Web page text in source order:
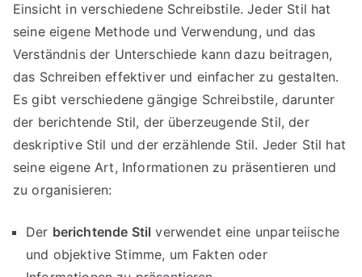
Einsicht in verschiedene Schreibstile. Jeder Stil hat
seine eigene Methode und Verwendung, und das
Verständnis der Unterschiede kann dazu beitragen,
das Schreiben effektiver und einfacher zu gestalten.
Es gibt verschiedene gängige Schreibstile, darunter
der berichtende Stil, der überzeugende Stil, der
deskriptive Stil und der erzählende Stil. Jeder Stil hat
seine eigene Art, Informationen zu präsentieren und
zu organisieren:
Der berichtende Stil verwendet eine unparteiische
und objektive Stimme, um Fakten oder